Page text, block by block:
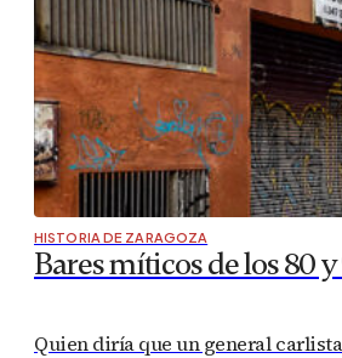
HISTORIA DE ZARAGOZA
Bares míticos de los 80
Quien diría que un general